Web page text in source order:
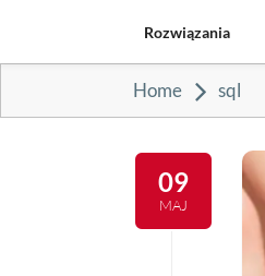
Rozwiązania
Home sql
09
MAJ